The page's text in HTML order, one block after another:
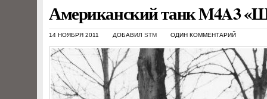
Американский танк M4A3
14 НОЯБРЯ 2011 ДОБАВИЛ STM ОДИН КОММЕНТАРИЙ